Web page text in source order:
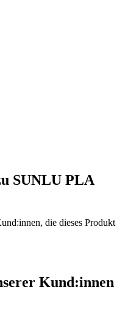
SUNLU PLA
die dieses Produkt
Kund:innen